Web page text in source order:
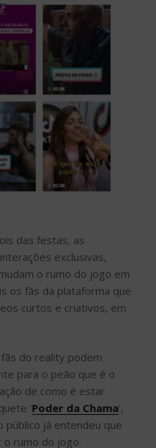
das festas, as
exclusivas,
o rumo do jogo em
os fãs da plataforma que
curtos e criativos, em
fãs do reality podem
para o peão que é o
de como é estar
‘Poder da Chama‘,
público já entendeu que
o rumo do jogo.